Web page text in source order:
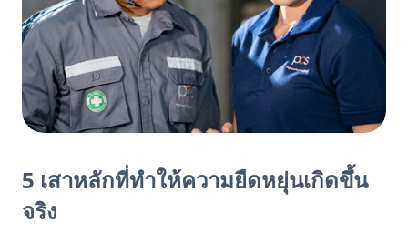
5 เสาหลักที่ทำให้ความยืดหยุ่นเกิดขึ้น
จริง